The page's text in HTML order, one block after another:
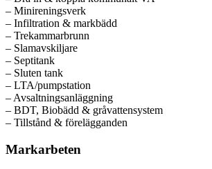
– Minireningsverk
– Infiltration & markbädd
– Trekammarbrunn
– Slamavskiljare
– Septitank
– Sluten tank
– LTA/pumpstation
– Avsaltningsanläggning
– BDT, Biobädd & gråvattensystem
– Tillstånd & förelägganden
Markarbeten